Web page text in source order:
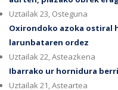
Uztailak 23, Osteguna
Oxirondoko azoka ostiral
larunbataren ordez
Uztailak 22, Asteazkena
Ibarrako ur hornidura
Uztailak 21, Asteartea